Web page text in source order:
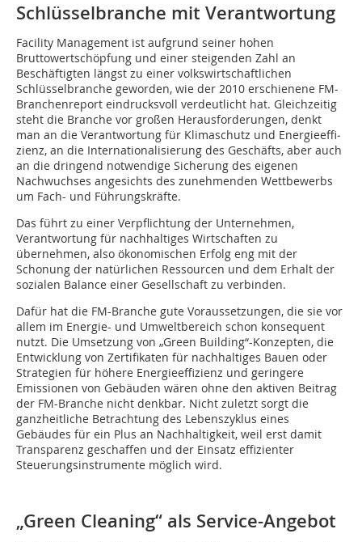
Schlüsselbranche mit Verantwortung
Facility Management ist aufgrund seiner hohen
Bruttowertschöpfung und einer steigenden Zahl an
Beschäftigten längst zu einer volkswirtschaftlichen
Schlüsselbranche geworden, wie der 2010 erschie­nene FM-
Branchenreport eindrucksvoll verdeutlicht hat. Gleichzeitig
steht die Branche vor großen Herausforderungen, denkt
man an die Verantwortung für Klimaschutz und Energieeffi­
zienz, an die Internationalisierung des Geschäfts, aber auch
an die dringend notwendige Sicherung des eigenen
Nachwuchses angesichts des zunehmenden Wettbewerbs
um Fach- und Führungskräfte.
Das führt zu einer Verpflichtung der Unternehmen,
Verantwortung für nachhaltiges Wirtschaften zu
übernehmen, also ökonomischen Erfolg eng mit der
Schonung der natürlichen Ressourcen und dem Erhalt der
sozialen Balance ­einer Gesellschaft zu verbinden.
Dafür hat die FM-Branche gute Voraussetzungen, die sie vor
allem im Energie- und Umweltbereich schon konsequent
nutzt. Die Umsetzung von „Green Building“-Konzepten, die
Entwicklung von Zertifikaten für nachhaltiges Bauen oder
Strategien für höhere Energieeffizienz und geringere
Emissionen von Gebäuden wären ohne den aktiven Beitrag
der FM-Branche nicht denkbar. Nicht zuletzt sorgt die
ganzheitliche Betrachtung des Lebenszyklus eines
Gebäudes für ein Plus an Nachhaltigkeit, weil erst damit
Transparenz geschaffen und der Einsatz effizienter
Steuerungsinstrumente möglich wird.
„Green Cleaning“ als Service-Angebot